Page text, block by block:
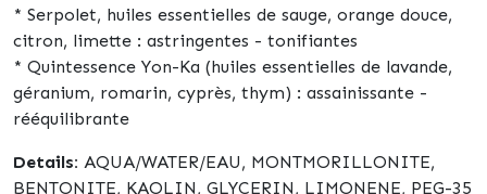
* Serpolet, huiles essentielles de sauge, orange douce,
citron, limette : astringentes - tonifiantes
* Quintessence Yon-Ka (huiles essentielles de lavande,
géranium, romarin, cyprès, thym) : assainissante -
rééquilibrante
Details: AQUA/WATER/EAU, MONTMORILLONITE,
BENTONITE, KAOLIN, GLYCERIN, LIMONENE, PEG-35